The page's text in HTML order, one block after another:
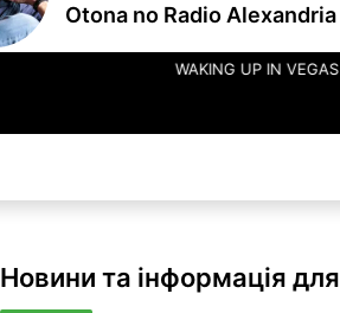
Otona no Radio Alexandria
WAKING UP IN VEGAS / KATY
Новини та інформація